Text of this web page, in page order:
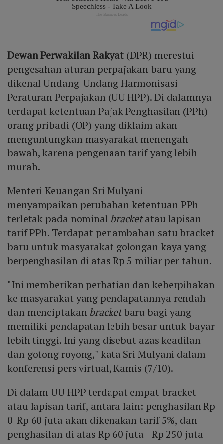
Dewan Perwakilan Rakyat (DPR) merestui
pengesahan aturan perpajakan baru yang
dikenal Undang-Undang Harmonisasi
Peraturan Perpajakan (UU HPP). Di dalamnya
terdapat ketentuan Pajak Penghasilan (PPh)
orang pribadi (OP) yang diklaim akan
menguntungkan masyarakat menengah
bawah, karena pengenaan tarif yang lebih
murah.
Menteri Keuangan Sri Mulyani
menyampaikan perubahan ketentuan PPh
terletak pada nominal bracketatau lapisan
tarif PPh. Terdapat penambahan satu bracket
baru untuk masyarakat golongan kaya yang
berpenghasilan di atas Rp 5 miliar per tahun.
"Ini memberikan perhatian dan keberpihakan
ke masyarakat yang pendapatannya rendah
dan menciptakan bracketbaru bagi yang
memiliki pendapatan lebih besar untuk bayar
lebih tinggi. Ini yang disebut azas keadilan
dan gotong royong," kata Sri Mulyani dalam
konferensi pers virtual, Kamis (7/10).
Di dalam UU HPP terdapat empat bracket
atau lapisan tarif, antara lain: penghasilan Rp
0-Rp 60 juta akan dikenakan tarif 5%, dan
penghasilan di atas Rp 60 juta - Rp 250 juta